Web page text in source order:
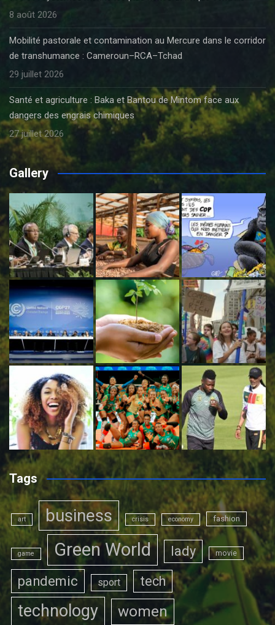
8 août 2026
Mobilité pastorale et contamination au Mercure dans le corridor
de transhumance : Cameroun–RCA–Tchad
29 juillet 2026
Santé et agriculture : Baka et Bantou de Mintom face aux
dangers des engrais chimiques
27 juillet 2026
Gallery
Tags
art business crisis economy fashion
game Green World lady movie
pandemic sport tech
technology women